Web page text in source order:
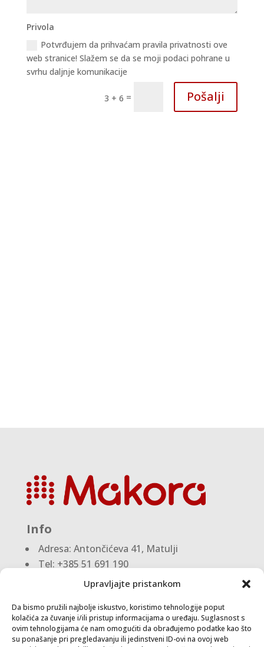
Upravljajte pristankom
Da bismo pružili najbolje iskustvo, koristimo tehnologije poput
kolačića za čuvanje i/ili pristup informacijama o uređaju. Suglasnost s
ovim tehnologijama će nam omogućiti da obrađujemo podatke kao što
su ponašanje pri pregledavanju ili jedinstveni ID-ovi na ovoj web
Privola
Potvrđujem da prihvaćam pravila privatnosti ove
web stranice! Slažem se da se moji podaci pohrane u
svrhu daljnje komunikacije
3 + 6 = Pošalji
Info
Adresa: Antončićeva 41, Matulji
Tel: +385 51 691 190
Email:knjigovodstvo@makora.hr
Dokumenti
Pravila privatnosti